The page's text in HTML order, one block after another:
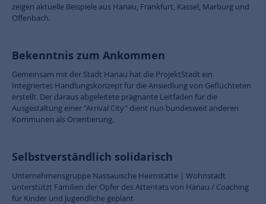
zeigen aktuelle Beispiele aus Hanau, Frankfurt, Kassel, Marburg und
Offenbach.
Bekenntnis zum Ankommen
Gemeinsam mit der Stadt Hanau hat die ProjektStadt ein
Integriertes Handlungskonzept für die Ansiedlung von Geflüchteten
erstellt. Der daraus abgeleitete prägnante Leitfaden für die
Ausgestaltung einer "Arrival City" dient nun bundesweit anderen
Kommunen als Orientierung.
Selbstverständlich solidarisch
Unternehmensgruppe Nassauische Heimstätte | Wohnstadt
unterstützt Familien der Opfer des Attentats von Hanau / Coaching
für Kinder und Jugendliche geplant